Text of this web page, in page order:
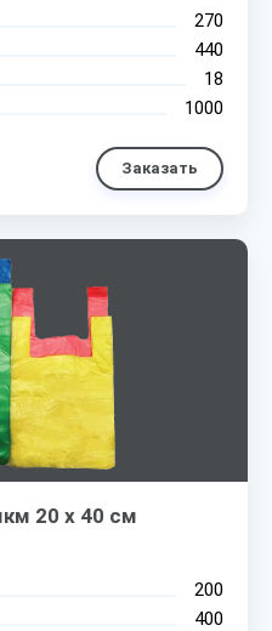
270
440
18
1000
Заказать
20 х 40 см
200
400